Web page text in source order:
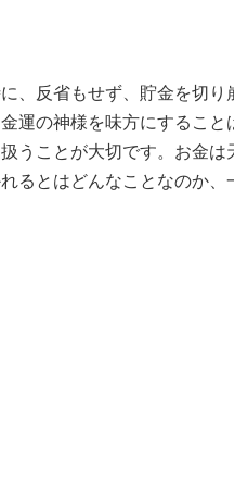
、反省もせず、貯金を切り
運の神様を味方にすること
うことが大切です。お金は
るとはどんなことなのか、